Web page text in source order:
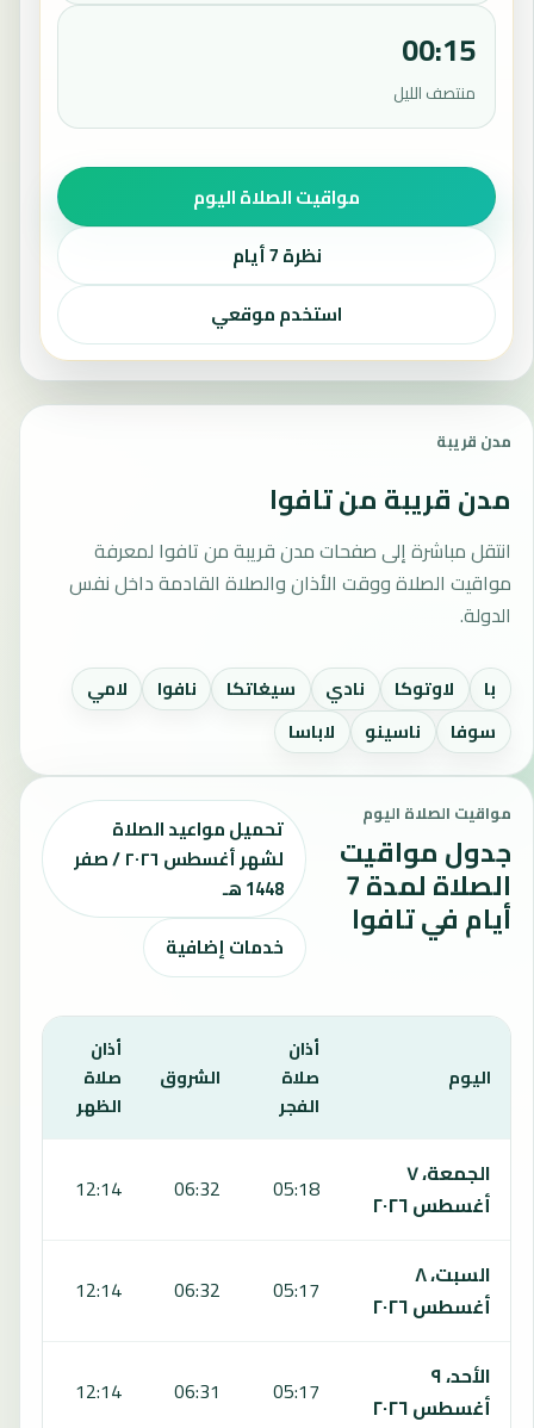
00:15
منتصف الليل
مواقيت الصلاة اليوم
نظرة 7 أيام
استخدم موقعي
مدن قريبة
مدن قريبة من تافوا
انتقل مباشرة إلى صفحات مدن قريبة من تافوا لمعرفة
مواقيت الصلاة ووقت الأذان والصلاة القادمة داخل نفس
الدولة.
با لاوتوكا نادي سيغاتكا نافوا
لامي
سوفا
ناسينو لاباسا
مواقيت الصلاة اليوم
جدول مواقيت
الصلاة لمدة 7
أيام في تافوا
تحميل مواعيد الصلاة
لشهر أغسطس ٢٠٢٦ / صفر
1448 هـ
خدمات إضافية
اليوم
أذان
صلاة
الفجر
الشروق
أذان
صلاة
الظهر
الجمعة، ٧
أغسطس ٢٠٢٦
05:18
06:32
12:14
السبت، ٨
أغسطس ٢٠٢٦
05:17
06:32
12:14
الأحد، ٩
أغسطس ٢٠٢٦
05:17
06:31
12:14